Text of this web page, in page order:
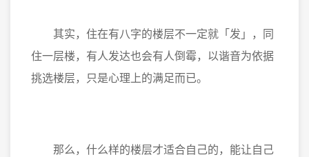
其实，住在有八字的楼层不一定就「发」，同
住一层楼，有人发达也会有人倒霉，以谐音为依据
挑选楼层，只是心理上的满足而已。
那么，什么样的楼层才适合自己的，能让自己